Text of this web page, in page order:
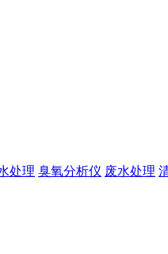
处理 臭氧分析仪 废水处理